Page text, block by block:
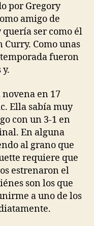
por Gregory
amigo de
quería ser como él
Como unas
fueron
en 17
Ella sabía muy
con un 3-1 en
En alguna
al grano que
requiere que
estrenaron el
son los que
a uno de los